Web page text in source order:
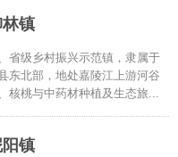
镇
省级乡村振兴示范镇，隶属于
东北部，地处嘉陵江上游河谷
核桃与中药材种植及生态旅...
镇